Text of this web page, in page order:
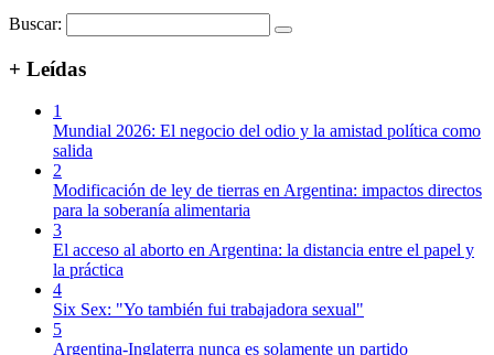
Buscar:
+ Leídas
1
Mundial 2026: El negocio del odio y la amistad política como
salida
2
Modificación de ley de tierras en Argentina: impactos directos
para la soberanía alimentaria
3
El acceso al aborto en Argentina: la distancia entre el papel y
la práctica
4
Six Sex: "Yo también fui trabajadora sexual"
5
Argentina-Inglaterra nunca es solamente un partido